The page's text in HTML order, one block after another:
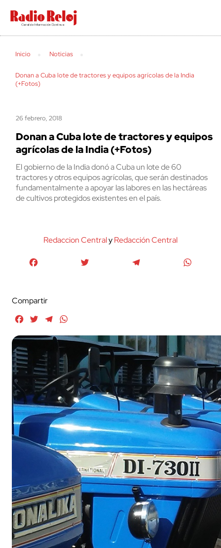
Inicio Noticias
Donan a Cuba lote de tractores y equipos agrícolas de la India
(+Fotos)
26 febrero, 2018
Donan a Cuba lote de tractores y equipos
agrícolas de la India (+Fotos)
El gobierno de la India donó a Cuba un lote de 60
tractores y otros equipos agrícolas, que serán destinados
fundamentalmente a apoyar las labores en las hectáreas
de cultivos protegidos existentes en el país.
Redaccion CentralyRedacción Central
Compartir
FacebookTwitterTelegram